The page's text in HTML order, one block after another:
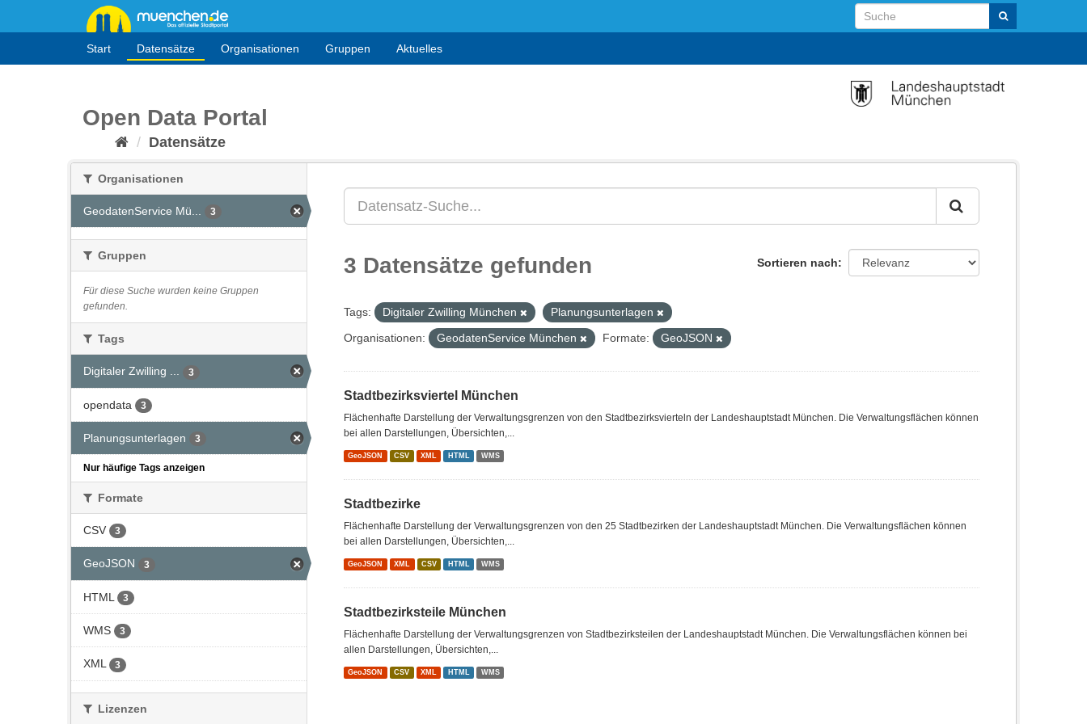
Start Datensätze Organisationen Gruppen Aktuelles
Open Data Portal
Datensätze
Organisationen
GeodatenService Mü... 3
Gruppen
Für diese Suche wurden keine Gruppen
gefunden.
Tags
Digitaler Zwilling ... 3
opendata 3
Planungsunterlagen 3
Nur häufige Tags anzeigen
Formate
CSV 3
GeoJSON 3
HTML 3
WMS 3
XML 3
Lizenzen
Sortieren nach
3 Datensätze gefunden
Tags: Digitaler Zwilling München
Planungsunterlagen
Organisationen:
GeodatenService München Formate: GeoJSON
Stadtbezirksviertel München
Flächenhafte Darstellung der Verwaltungsgrenzen von den Stadtbezirksvierteln der Landeshauptstadt München. Die Verwaltungsflächen können
bei allen Darstellungen, Übersichten,...
GeoJSON CSV XML HTML WMS
Stadtbezirke
Flächenhafte Darstellung der Verwaltungsgrenzen von den 25 Stadtbezirken der Landeshauptstadt München. Die Verwaltungsflächen können
bei allen Darstellungen, Übersichten,...
GeoJSON XML CSV HTML WMS
Stadtbezirksteile München
Flächenhafte Darstellung der Verwaltungsgrenzen von Stadtbezirksteilen der Landeshauptstadt München. Die Verwaltungsflächen können bei
allen Darstellungen, Übersichten,...
GeoJSON CSV XML HTML WMS